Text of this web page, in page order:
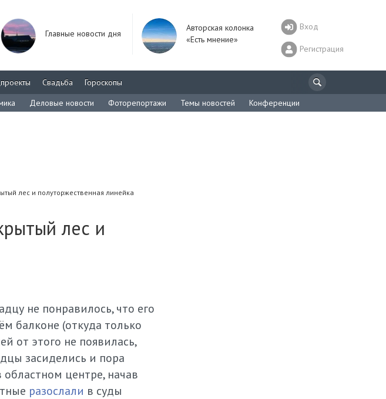
Главные новости дня
Авторская колонка
«Есть мнение»
Вход
Регистрация
Свадьба
Гороскопы
Деловые новости Фоторепортажи Темы новостей Конференции
лес и полуторжественная линейка
лес и
не понравилось, что его
балконе (откуда только
от этого не появилась,
засиделись и пора
центре, начав
разослали в суды